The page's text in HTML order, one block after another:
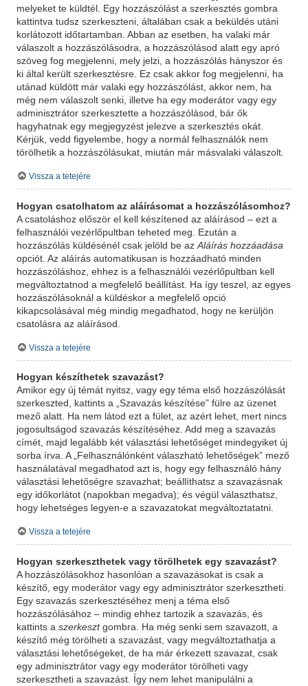
melyeket te küldtél. Egy hozzászólást a szerkesztés gombra
kattintva tudsz szerkeszteni, általában csak a beküldés utáni
korlátozott időtartamban. Abban az esetben, ha valaki már
válaszolt a hozzászólásodra, a hozzászólásod alatt egy apró
szöveg fog megjelenni, mely jelzi, a hozzászólás hányszor és
ki által került szerkesztésre. Ez csak akkor fog megjelenni, ha
utánad küldött már valaki egy hozzászólást, akkor nem, ha
még nem válaszolt senki, illetve ha egy moderátor vagy egy
adminisztrátor szerkesztette a hozzászólásod, bár ők
hagyhatnak egy megjegyzést jelezve a szerkesztés okát.
Kérjük, vedd figyelembe, hogy a normál felhasználók nem
törölhetik a hozzászólásukat, miután már másvalaki válaszolt.
Vissza a tetejére
Hogyan csatolhatom az aláírásomat a hozzászólásomhoz?
A csatoláshoz először el kell készítened az aláírásod – ezt a
felhasználói vezérlőpultban teheted meg. Ezután a
hozzászólás küldésénél csak jelöld be azAláírás hozzáadása
opciót. Az aláírás automatikusan is hozzáadható minden
hozzászóláshoz, ehhez is a felhasználói vezérlőpultban kell
megváltoztatnod a megfelelő beállítást. Ha így teszel, az egyes
hozzászólásoknál a küldéskor a megfelelő opció
kikapcsolásával még mindig megadhatod, hogy ne kerüljön
csatolásra az aláírásod.
Vissza a tetejére
Hogyan készíthetek szavazást?
Amikor egy új témát nyitsz, vagy egy téma első hozzászólását
szerkeszted, kattints a „Szavazás készítése” fülre az üzenet
mező alatt. Ha nem látod ezt a fület, az azért lehet, mert nincs
jogosultságod szavazás készítéséhez. Add meg a szavazás
címét, majd legalább két választási lehetőséget mindegyiket új
sorba írva. A „Felhasználónként válaszható lehetőségek” mező
használatával megadhatod azt is, hogy egy felhasználó hány
választási lehetőségre szavazhat; beállíthatsz a szavazásnak
egy időkorlátot (napokban megadva); és végül választhatsz,
hogy lehetséges legyen-e a szavazatokat megváltoztatatni.
Vissza a tetejére
Hogyan szerkeszthetek vagy törölhetek egy szavazást?
A hozzászólásokhoz hasonlóan a szavazásokat is csak a
készítő, egy moderátor vagy egy adminisztrátor szerkesztheti.
Egy szavazás szerkesztéséhez menj a téma első
hozzászólásához – mindig ehhez tartozik a szavazás, és
kattints aszerkesztgombra. Ha még senki sem szavazott, a
készítő még törölheti a szavazást, vagy megváltoztathatja a
választási lehetőségeket, de ha már érkezett szavazat, csak
egy adminisztrátor vagy egy moderátor törölheti vagy
szerkesztheti a szavazást. Így nem lehet manipulálni a